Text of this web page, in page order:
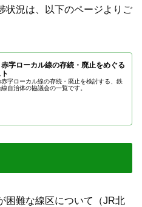
状況は、以下のページよりご
赤字ローカル線の存続・廃止をめぐる
字ローカル線の存続・廃止を検討する、鉄
自治体の協議会の一覧です。
困難な線区について（JR北